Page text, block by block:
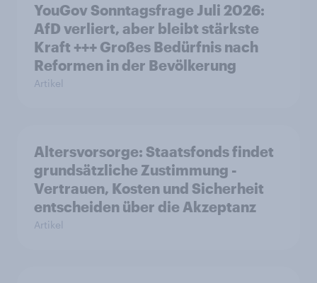
YouGov Sonntagsfrage Juli 2026:
AfD verliert, aber bleibt stärkste
Kraft +++ Großes Bedürfnis nach
Reformen in der Bevölkerung
Artikel
Altersvorsorge: Staatsfonds findet
grundsätzliche Zustimmung -
Vertrauen, Kosten und Sicherheit
entscheiden über die Akzeptanz
Artikel